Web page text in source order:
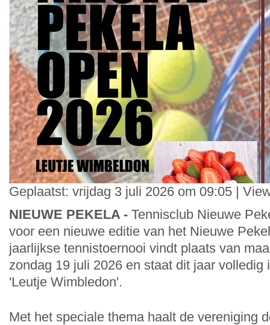
Geplaatst: vrijdag 3 juli 2026 om 09:05 |
NIEUWE PEKELA - Tennisclub Nieuwe
voor een nieuwe editie van het Nieuwe
jaarlijkse tennistoernooi vindt plaats van
zondag 19 juli 2026 en staat dit jaar volledig
'Leutje Wimbledon'.
Met het speciale thema haalt de vereniging